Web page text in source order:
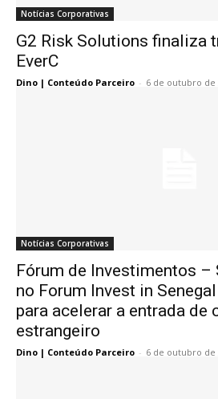
Notícias Corporativas
G2 Risk Solutions finaliza
EverC
Dino | Conteúdo Parceiro - 6 de outubro de
Notícias Corporativas
Fórum de Investimentos –
no Forum Invest in
para acelerar a entrada de
estrangeiro
Dino | Conteúdo Parceiro - 6 de outubro de